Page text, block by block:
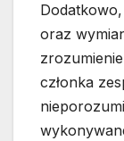
oraz
członka